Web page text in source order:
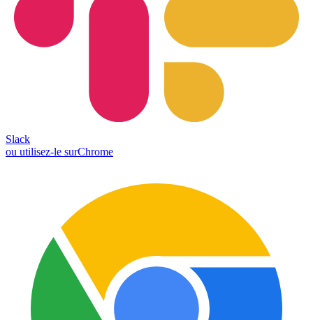
Slack
ou utilisez-le surChrome